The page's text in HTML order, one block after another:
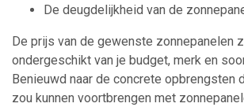
De deugdelijkheid van de
De prijs van de gewenste zonnepanelen
ondergeschikt van je budget, merk en
Benieuwd naar de concrete opbrengsten
zou kunnen voortbrengen met